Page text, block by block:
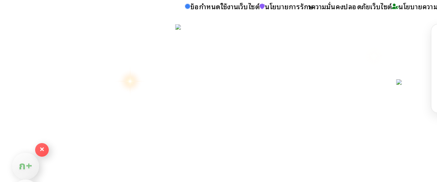
ข้อกำหนดใช้งานเว็บไซต์ นโยบายการรักษาความมั่นคงปลอดภัยเว็บไซต์ นโยบายควา
×
ก+